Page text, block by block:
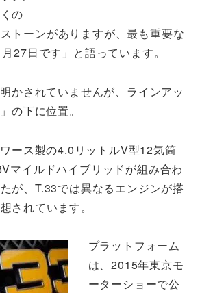
の
トーンがありますが、最も重要な
27日です」と語っています。
かされていませんが、ラインアッ
の下に位置。
ース製の4.0リットルV型12気筒
マイルドハイブリッドが組み合わ
が、T.33では異なるエンジンが搭
されています。
プラットフォーム
は、2015年東京モ
ーターショーで公